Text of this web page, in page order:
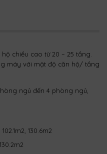
chiều cao từ 20 – 25 tầng.
máy với mật độ căn hộ/ tầng
ngủ đến 4 phòng ngủ,
130.6m2